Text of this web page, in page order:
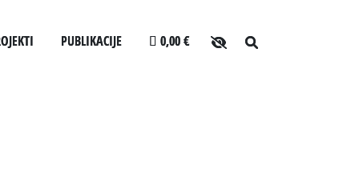
PUBLIKACIJE 0,00 €